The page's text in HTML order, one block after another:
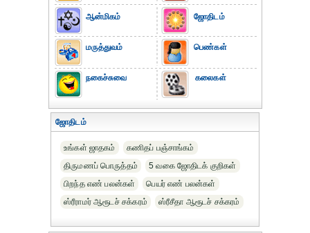
ஆன்மிகம்
மருத்துவம்
நகைச்சுவை
ஜோதிடம்
பெண்கள்
கலைகள்
ஜோதிடம்
உங்கள் ஜாதகம்
கணிதப் பஞ்சாங்கம்
திருமணப் பொருத்தம்
5 வகை ஜோதிடக் குறிகள்
பிறந்த எண் பலன்கள்
பெயர் எண் பலன்கள்
ஸ்ரீராமர் ஆரூடச் சக்கரம்
ஸ்ரீசீதா ஆரூடச் சக்கரம்